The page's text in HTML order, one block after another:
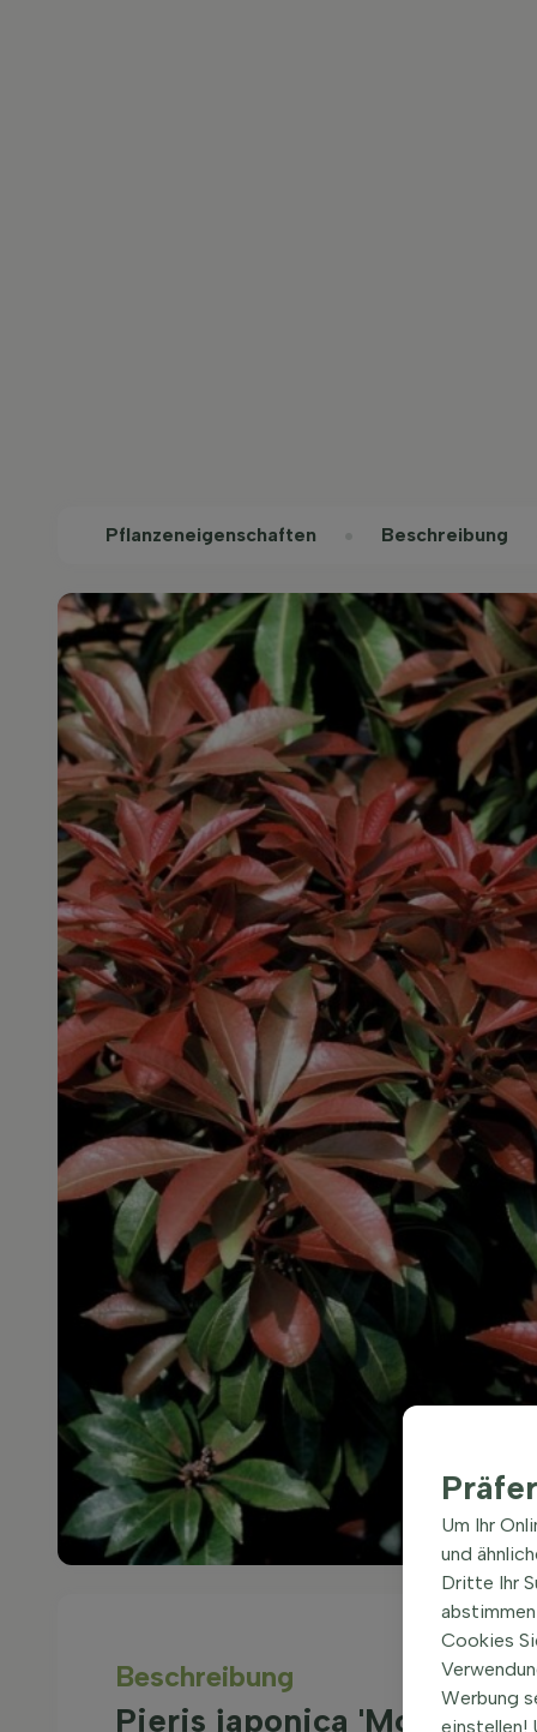
Pflanzeneigenschaften Beschreibung
Beschreibung
Pieris japonica
Um Ihr
und
Dritte Ihr
Cookies
Werbung
einstellen!